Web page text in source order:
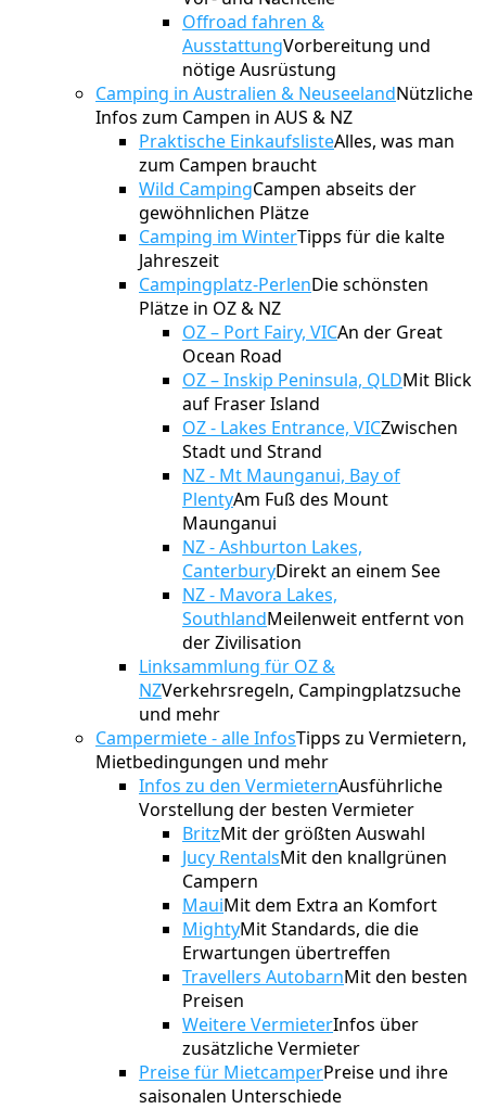
Offroad fahren &
AusstattungVorbereitung und
nötige Ausrüstung
Camping in Australien & NeuseelandNützliche
Infos zum Campen in AUS & NZ
Praktische EinkaufslisteAlles, was man
zum Campen braucht
Wild CampingCampen abseits der
gewöhnlichen Plätze
Camping im WinterTipps für die kalte
Jahreszeit
Campingplatz-PerlenDie schönsten
Plätze in OZ & NZ
OZ – Port Fairy, VICAn der Great
Ocean Road
OZ – Inskip Peninsula, QLDMit Blick
auf Fraser Island
OZ - Lakes Entrance, VICZwischen
Stadt und Strand
NZ - Mt Maunganui, Bay of
PlentyAm Fuß des Mount
Maunganui
NZ - Ashburton Lakes,
CanterburyDirekt an einem See
NZ - Mavora Lakes,
SouthlandMeilenweit entfernt von
der Zivilisation
Linksammlung für OZ &
NZVerkehrsregeln, Campingplatzsuche
und mehr
Campermiete - alle InfosTipps zu Vermietern,
Mietbedingungen und mehr
Infos zu den VermieternAusführliche
Vorstellung der besten Vermieter
BritzMit der größten Auswahl
Jucy RentalsMit den knallgrünen
Campern
MauiMit dem Extra an Komfort
MightyMit Standards, die die
Erwartungen übertreffen
Travellers AutobarnMit den besten
Preisen
Weitere VermieterInfos über
zusätzliche Vermieter
Preise für MietcamperPreise und ihre
saisonalen Unterschiede